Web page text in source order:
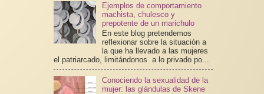
Ejemplos de comportamiento
machista, chulesco y
prepotente de un marichulo
En este blog pretendemos
reflexionar sobre la situación a
la que ha llevado a las mujeres
el patriarcado, limitándonos a lo privado po...
Conociendo la sexualidad de la
mujer: las glándulas de Skene